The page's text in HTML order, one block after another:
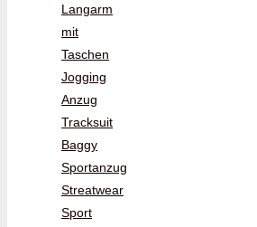
Langarm
mit
Taschen
Jogging
Anzug
Tracksuit
Baggy
Sportanzug
Streatwear
Sport